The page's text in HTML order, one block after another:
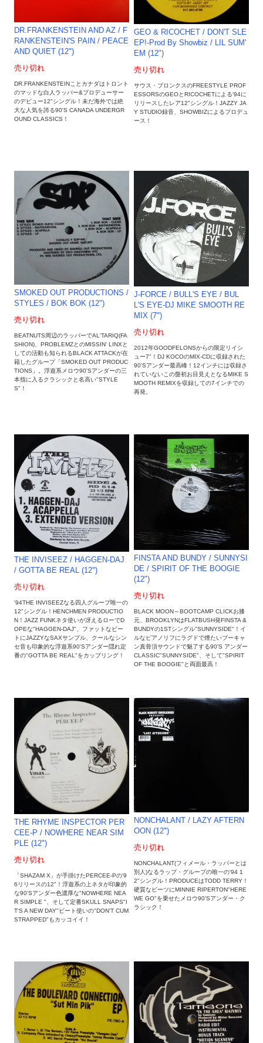
DR.FRANKENSTEIN AND AZ / F
RANKENSTEIN'S PAIN / PEACE
AND QUIET (12")
売り切れ
DR.FRANKENSTEINことカナダはトロント
のマッドな白人ラッパー&プロデューサー
のデビュー12"シングル！未だ海外では絶
大な人気を誇る90'S CANADA UNDERGR
OUND CLASSICS！
GEO & RICOCHET / DON'T SLE
EP!-Prod By Showbiz / LIL SUM'
EM (12")
売り切れ
サウス・ブロンクスのFREESTYLE PROF
ESSORSのGEOとRICOCHETによる'94に
リリースしたレア12"シングル！JAZZY JA
Y STUDIO録音、SHOWBIZによるプロデュ
ース！
SMOKED OUT PRODUCTIONS /
STYLES / BOK BOK (12")
売り切れ
BEATNUTS周辺のラッパーでAL'TARIQ(FA
SHION)、PROBLEMZとのMISSIN' LINXと
しての活動も知られるBLACK ATTACKが在
籍したグループ「SMOKED OUT PRODUC
TIONS」。浮遊系メロウ90'Sアンダーの三
本指に入るクラシックと名高い"STYLE
S"！
J-FORCE / BULL'S EYE / BUL
L'S EYE-DJ MIKE SMOOTH RE
MIX (7")
売り切れ
2012年GOODFELONSからの限定リイシ
ュー7"！DJ KOCOのMIX-CDに収録された
90'Sアンダー最高峰！12インチには収録さ
れていないこの盤初お目見えとなるMIKE S
MOOTH REMIXを収録しての7インチでの
再発。
THE INVISEEZ / HAGGEN-DAJ
/ GOTTA BE REAL (12")
売り切れ
'94THE INVISEEZなる四人グループ唯一の
12"シングル！HENCHMEN PRODUCTIO
N！JAZZ FUNKネタ使いが冴えるローでD
OPEな"HAGGEN-DAJ"、ファットなビー
トにJAZZYなSAXサンプル、クールなシン
セ音も印象的な浮遊系90'Sアンダー隠れ定
番の"GOTTA BE REAL"をカップリング！
FINSTA AND BUNDY / SUNNYSI
DE / SPIRIT OF THE BOOGIE
(12")
売り切れ
BLACK MOON～BOOTCAMP CLICKお膝
元、BROOKLYNはFLATBUSH発FINSTA &
BUNDYの1STシングル"SUNNYSIDE"！イ
ルなピアノリフにラグドで煙たいブーキャ
ン真骨頂サウンドで魅了する90'S アンダー
CLASSIC"SUNNYSIDE"、そして"SPIRIT
OF THE BOOGIE"と両面最高！
THE RHYME INSPECTOR PER
CEE-P / NOWHERE NEAR SIM
PLE (12")
売り切れ
「SHAZAM X」が手掛けたPERCEE-Pの'9
6リリースの12"！浮遊系の上ネタが印象的
な90'Sアンダー色濃厚な"NOWHERE NEA
R SIMPLE "、そして定番SKULL SNAPS"I
T'S A NEW DAY"ビート使いの"DON'T CUM
STRAPPED"もカッコイイ！
NONCHALANT / LAZY AFTERN
OON (12")
売り切れ
NONCHALANT(フィメール・ラッパーとは
別人)なるラップ・グループの唯一の'94 1
2"シングル！PRODUCEはTODD TERRY！
硬質なビーツにMINNIE RIPERTON"HERE
WE GO"を乗せたメロウ90'Sアンダー・ク
ラシック！